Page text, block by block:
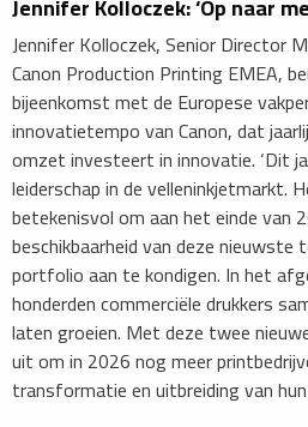
Jennifer Kolloczek, Senior Director
Canon Production Printing EMEA,
bijeenkomst met de Europese
innovatietempo van Canon, dat
omzet investeert in innovatie. ‘Dit
leiderschap in de velleninkjetmarkt.
betekenisvol om aan het einde van
beschikbaarheid van deze nieuwste
portfolio aan te kondigen. In het
honderden commerciële drukkers
laten groeien. Met deze twee
uit om in 2026 nog meer
transformatie en uitbreiding van